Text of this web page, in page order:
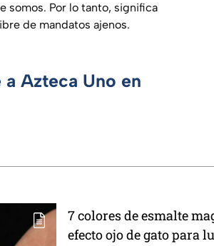
somos. Por lo tanto, significa
de mandatos ajenos.
Azteca Uno en
7 colores de esmalte
efecto ojo de gato para